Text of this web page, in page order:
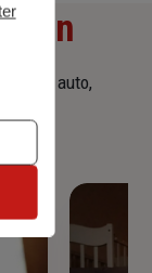
auto,